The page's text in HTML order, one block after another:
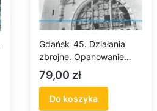
Gdańsk '45. Działania
zbrojne. Opanowanie
Pomorza Gdańskiego
przez Armię Czerwoną
Cena
79,00 zł
Do koszyka